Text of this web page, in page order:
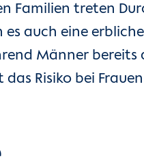
Familien treten
es auch eine
Männer bereits
Risiko bei